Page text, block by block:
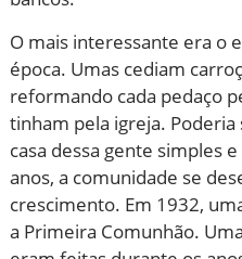
O mais interessante era o
época. Umas cediam
reformando cada pedaço
tinham pela igreja.
casa dessa gente simples
anos, a comunidade se
crescimento. Em 1932,
a Primeira Comunhão.